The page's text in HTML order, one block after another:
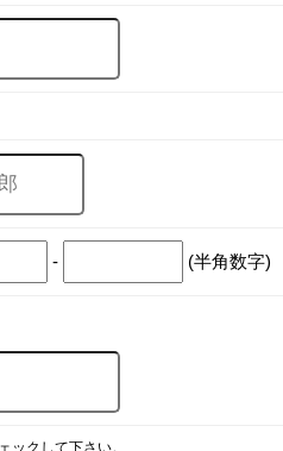
- (半角数字)
ックして下さい。